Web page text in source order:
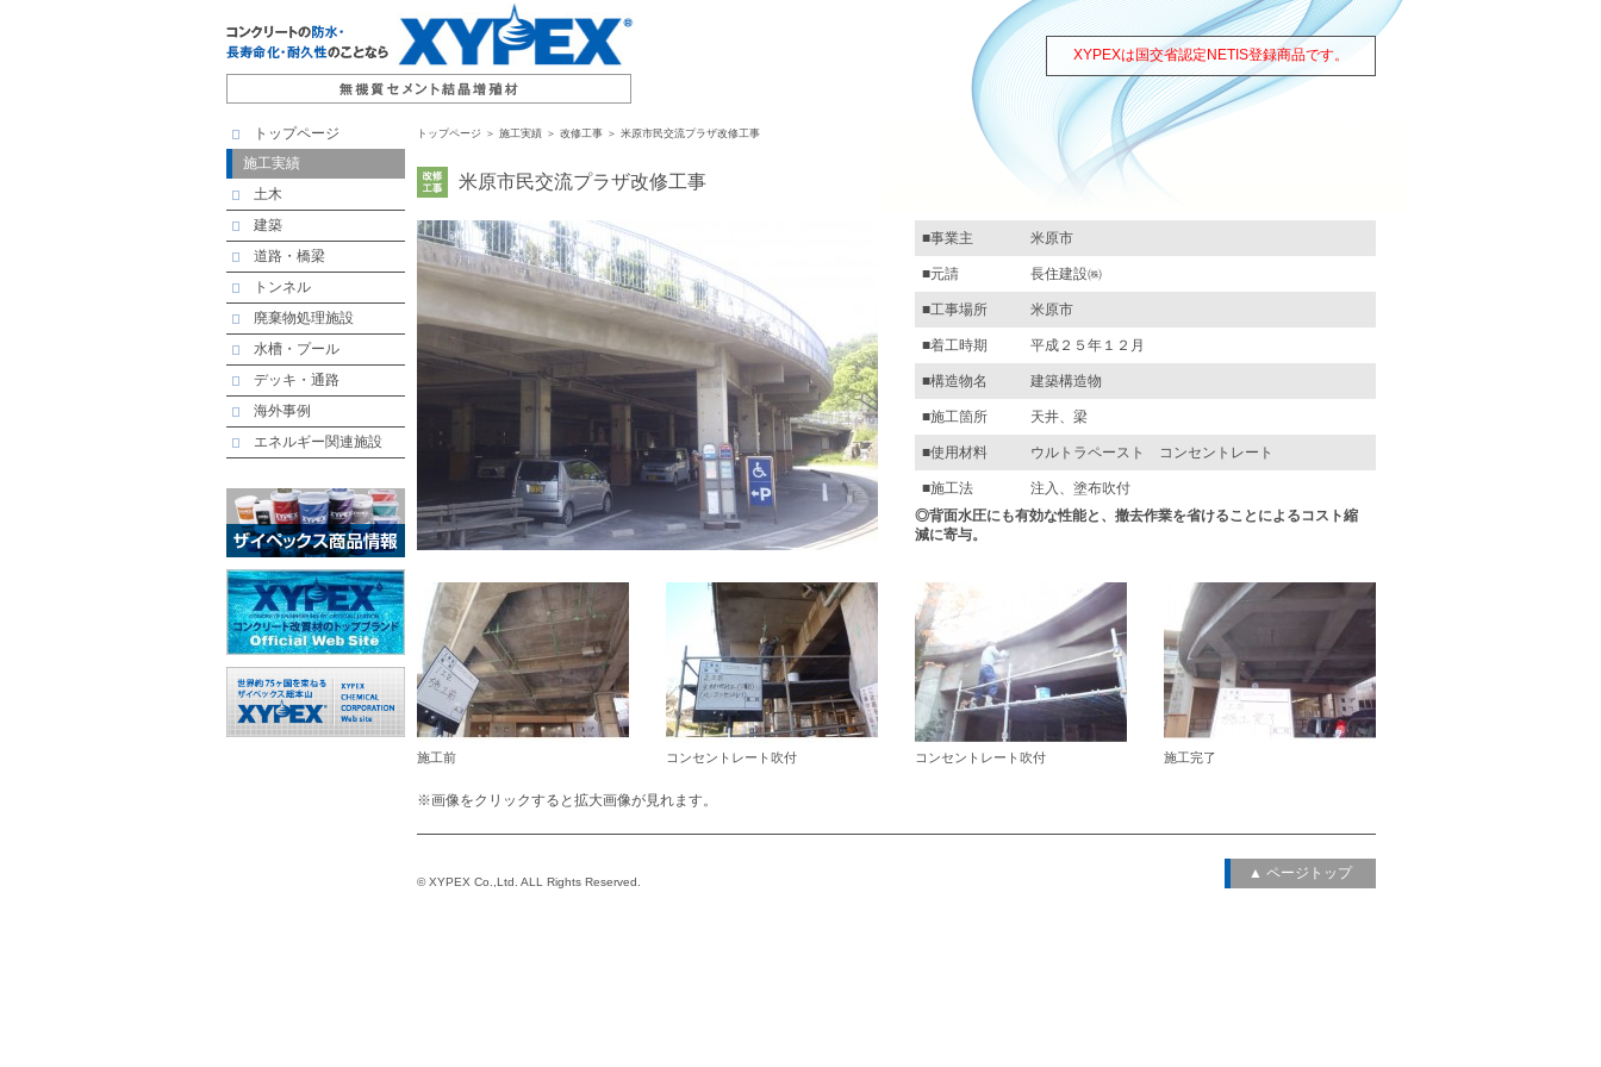
XYPEXは国交省認定NETIS登録商品です。
トップページ ＞ 施工実績 ＞ 改修工事 ＞ 米原市民交流プラザ改修工事
米原市民交流プラザ改修工事
■事業主 米原市
■元請 長住建設㈱
■工事場所 米原市
■着工時期 平成２５年１２月
■構造物名 建築構造物
■施工箇所 天井、梁
■使用材料 ウルトラペースト コンセントレート
■施工法
注入、塗布吹付
◎背面水圧にも有効な性能と、撤去作業を省けることによるコスト縮
減に寄与。
施工前 コンセントレート吹付 コンセントレート吹付 施工完了
※画像をクリックすると拡大画像が見れます。
トップページ
施工実績
土木
建築
道路・橋梁
トンネル
廃棄物処理施設
水槽・プール
デッキ・通路
海外事例
エネルギー関連施設
© XYPEX Co.,Ltd. ALL Rights Reserved.
▲ ページトップ